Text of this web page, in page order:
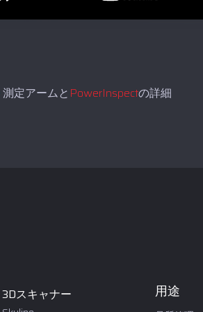
測定アームと PowerInspectの詳細
3Dスキャナー 用途